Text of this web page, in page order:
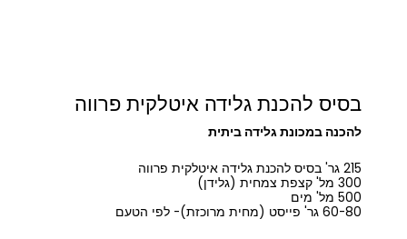
בסיס להכנת גלידה איטלקית פרווה
להכנה במכונת גלידה ביתית
215 גר' בסיס להכנת גלידה איטלקית פרווה
300 מל' קצפת צמחית (גלידן)
500 מל' מים
60-80 גר' פייסט (מחית מרוכזת)- לפי הטעם